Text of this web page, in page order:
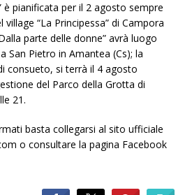
è pianificata per il 2 agosto sempre
village “La Principessa” di Campora
parte delle donne” avrà luogo
San Pietro in Amantea (Cs); la
consueto, si terrà il 4 agosto
del Parco della Grotta di
21.
basta collegarsi al sito ufficiale
o consultare la pagina Facebook